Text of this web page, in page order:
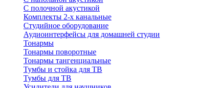
C полочной акустикой
Комплекты 2-х канальные
Студийное оборудование
Аудиоинтерфейсы для домашней студии
Тонармы
Тонармы поворотные
Тонармы тангенциальные
Тумбы и стойка для ТВ
Тумбы для ТВ